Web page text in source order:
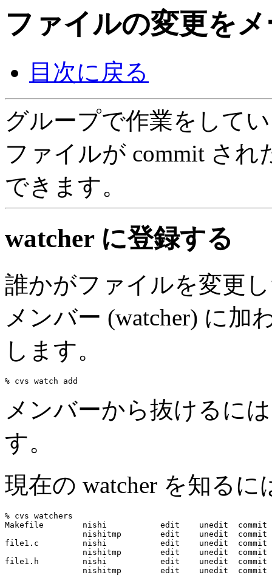
ファイルの変更を
目次に戻る
グループで作業をして
ファイルが commit さ
できます。
watcher に登録する
誰かがファイルを変更
メンバー (watcher) に加
します。
メンバーから抜けるに
す。
現在の watcher を知るに
% cvs watchers
Makefile        nishi           edit    unedit  commit
                nishitmp        edit    unedit  commit
file1.c         nishi           edit    unedit  commit
                nishitmp        edit    unedit  commit
file1.h         nishi           edit    unedit  commit